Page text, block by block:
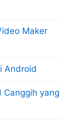
Maker
Android
Canggih yang